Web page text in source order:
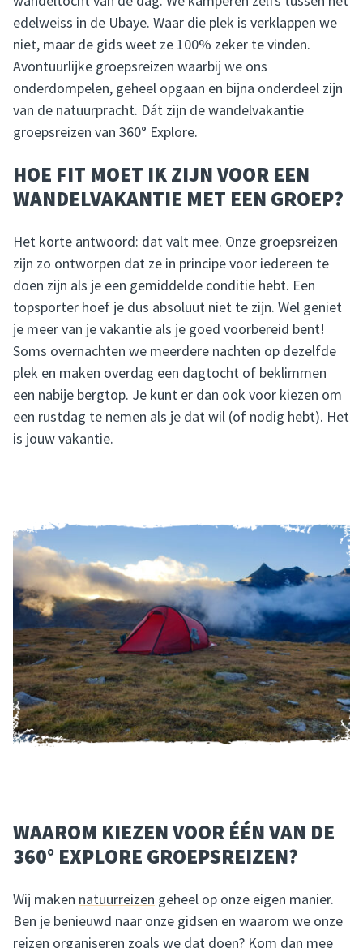
edelweiss in de Ubaye. Waar die plek is verklappen we
niet, maar de gids weet ze 100% zeker te vinden.
Avontuurlijke groepsreizen waarbij we ons
onderdompelen, geheel opgaan en bijna onderdeel zijn
van de natuurpracht. Dát zijn de wandelvakantie
groepsreizen van 360° Explore.
HOE FIT MOET IK ZIJN VOOR EEN
WANDELVAKANTIE MET EEN GROEP?
Het korte antwoord: dat valt mee. Onze groepsreizen
zijn zo ontworpen dat ze in principe voor iedereen te
doen zijn als je een gemiddelde conditie hebt. Een
topsporter hoef je dus absoluut niet te zijn. Wel geniet
je meer van je vakantie als je goed voorbereid bent!
Soms overnachten we meerdere nachten op dezelfde
plek en maken overdag een dagtocht of beklimmen
een nabije bergtop. Je kunt er dan ook voor kiezen om
een rustdag te nemen als je dat wil (of nodig hebt). Het
is jouw vakantie.
WAAROM KIEZEN VOOR ÉÉN VAN DE
360° EXPLORE GROEPSREIZEN?
Wij maken natuurreizen geheel op onze eigen manier.
Ben je benieuwd naar onze gidsen en waarom we onze
reizen organiseren zoals we dat doen? Kom dan mee